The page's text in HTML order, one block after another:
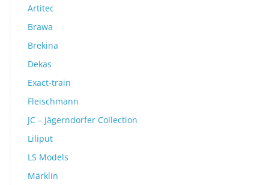
Artitec
Brawa
Brekina
Dekas
Exact-train
Fleischmann
JC – Jägerndorfer Collection
Liliput
LS Models
Märklin